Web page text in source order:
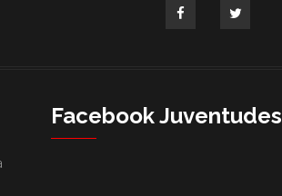
Facebook Juventudes